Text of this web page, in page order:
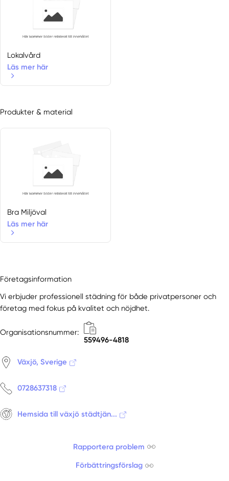
Lokalvård
Läs mer här
Produkter & material
Bra Miljöval
Läs mer här
Företagsinformation
Vi erbjuder professionell städning för både privatpersoner och
företag med fokus på kvalitet och nöjdhet.
Organisationsnummer:
559496-4818
Växjö, Sverige
0728637318
Hemsida till växjö städtjän...
Rapportera problem
Förbättringsförslag